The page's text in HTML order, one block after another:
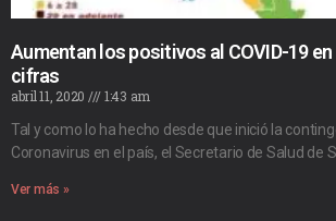
Aumentan los positivos al COVID-19
cifras
abril 11, 2020
1:43 am
Tal y como lo ha hecho desde que inició la
Coronavirus en el país, el Secretario de Salud de
Ver más »